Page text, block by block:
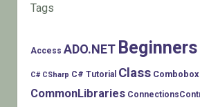
Tags
Access ADO.NET Beginners
C# CSharp C# Tutorial Class Combobox
CommonLibraries